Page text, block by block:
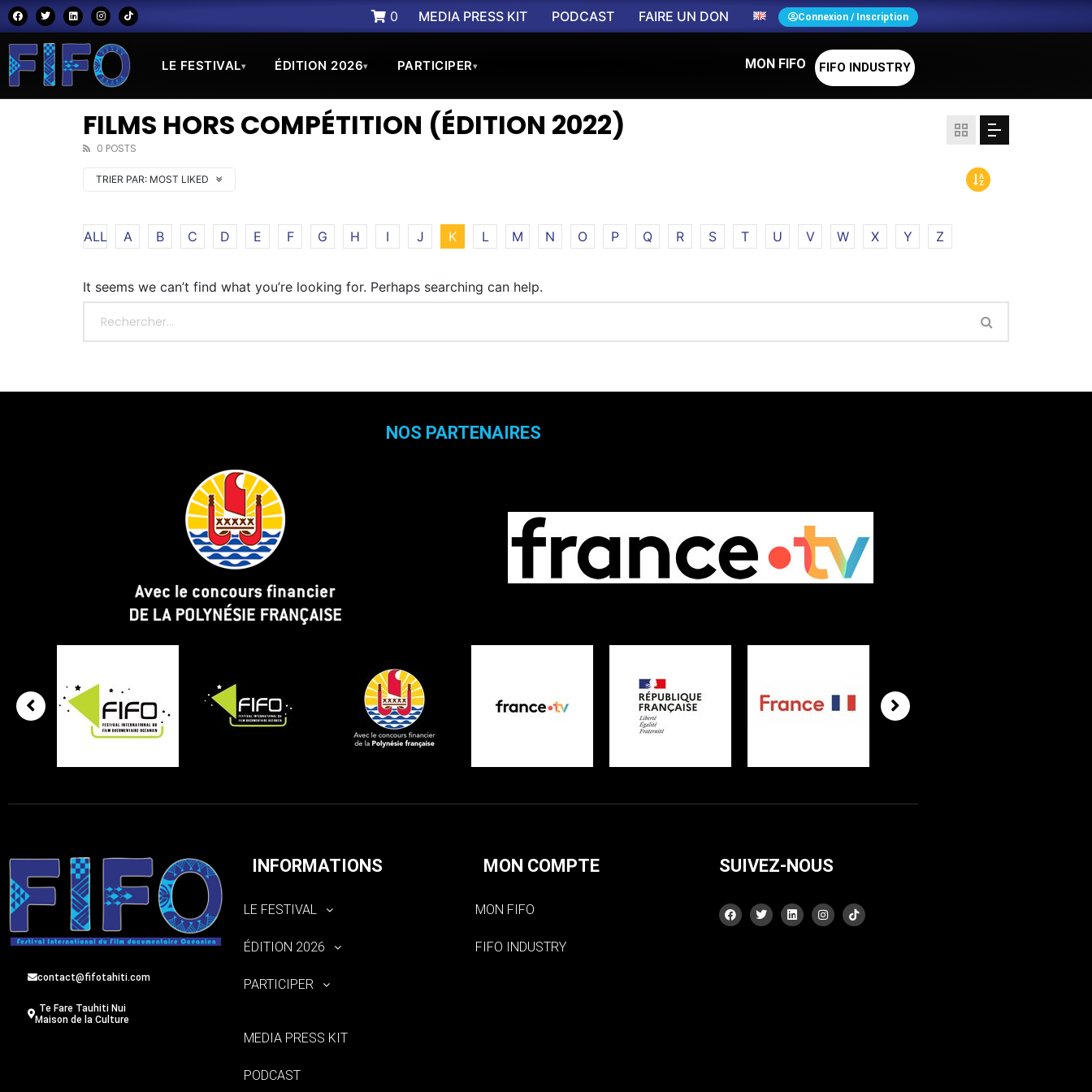
0 MEDIA PRESS KIT PODCAST FAIRE UN DON Connexion / Inscription
LE FESTIVAL▾ ÉDITION 2026▾ PARTICIPER▾ MON FIFO FIFO INDUSTRY
FILMS HORS COMPÉTITION (ÉDITION 2022)
0 POSTS
TRIER PAR: MOST LIKED
ALL A B C D E F G H I J K L M N O P Q R S T U V W X Y Z
It seems we can’t find what you’re looking for. Perhaps searching can help.
NOS PARTENAIRES
contact@fifotahiti.com
Te Fare Tauhiti Nui
Maison de la Culture
INFORMATIONS
LE FESTIVAL
ÉDITION 2026
PARTICIPER
MEDIA PRESS KIT
PODCAST
MON COMPTE
MON FIFO
FIFO INDUSTRY
SUIVEZ-NOUS